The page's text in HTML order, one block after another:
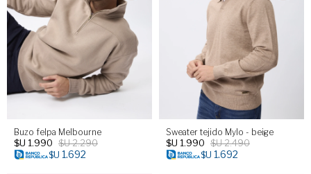
Buzo felpa Melbourne
$U 1.990 $U2.290
$U 1.692
Sweater tejido Mylo - beige
$U 1.990 $U2.490
$U 1.692